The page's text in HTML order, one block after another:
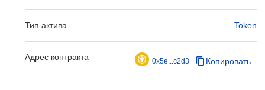
Тип актива Token
Адрес контракта 0x5e...c2d3 Копировать